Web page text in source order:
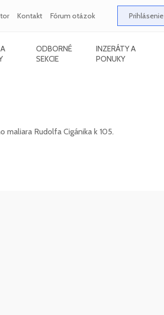
Kontakt Fórum otázok Prihlásenie
ODBORNÉ
SEKCIE
INZERÁTY A
PONUKY
maliara Rudolfa Cigánika k 105.